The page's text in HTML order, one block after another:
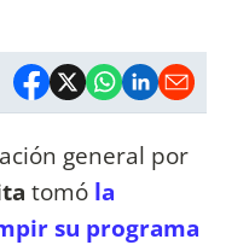
general por
tomó la
su programa